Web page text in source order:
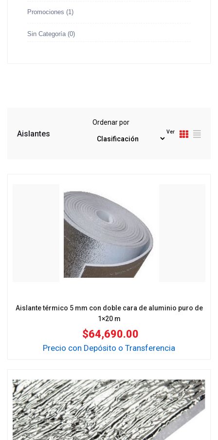
Promociones (1)
Sin Categoría (0)
Aislantes
Ordenar por
Ver
Aislante térmico 5 mm con doble cara de aluminio puro de
1×20 m
$64,690.00
Precio con Depósito o Transferencia